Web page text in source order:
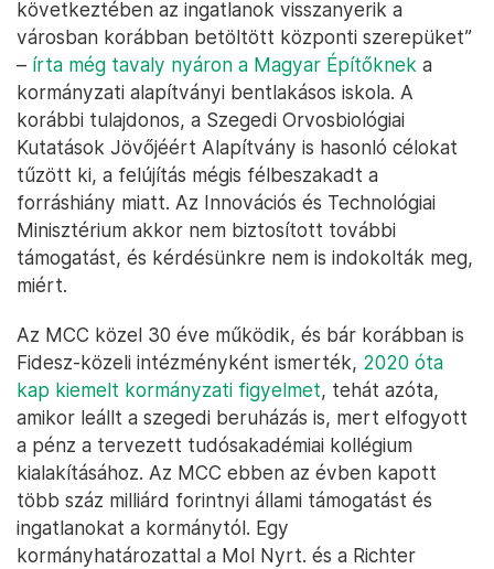
következtében az ingatlanok visszanyerik a
városban korábban betöltött központi szerepüket”
– írta még tavaly nyáron a Magyar Építőknek a
kormányzati alapítványi bentlakásos iskola. A
korábbi tulajdonos, a Szegedi Orvosbiológiai
Kutatások Jövőjéért Alapítvány is hasonló célokat
tűzött ki, a felújítás mégis félbeszakadt a
forráshiány miatt. Az Innovációs és Technológiai
Minisztérium akkor nem biztosított további
támogatást, és kérdésünkre nem is indokolták meg,
miért.
Az MCC közel 30 éve működik, és bár korábban is
Fidesz-közeli intézményként ismerték, 2020 óta
kap kiemelt kormányzati figyelmet, tehát azóta,
amikor leállt a szegedi beruházás is, mert elfogyott
a pénz a tervezett tudósakadémiai kollégium
kialakításához. Az MCC ebben az évben kapott
több száz milliárd forintnyi állami támogatást és
ingatlanokat a kormánytól. Egy
kormányhatározattal a Mol Nyrt. és a Richter